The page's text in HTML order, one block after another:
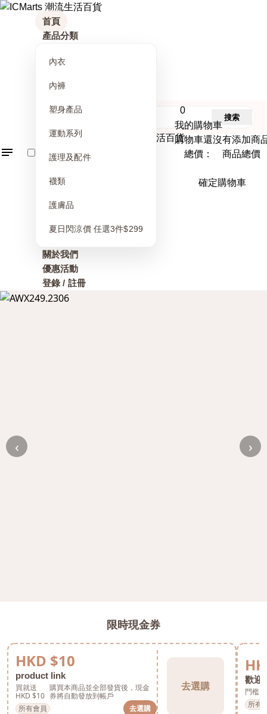
首頁
產品分類
內衣
內褲
塑身產品
運動系列
護理及配件
襪類
護膚品
夏日閃涼價 任選3件$299
關於我們
優惠活動
登錄 / 註冊
0
我的購物車
購物車還沒有添加商
總價： 商品總價
確定購物車
搜索
‹ ›
限時現金券
HKD $10
product link
買就送
HKD $10
購買本商品並全部發貨後，現金
券將自動發放到帳戶
所有會員
去選購
去選購
歡迎
門檻
所有